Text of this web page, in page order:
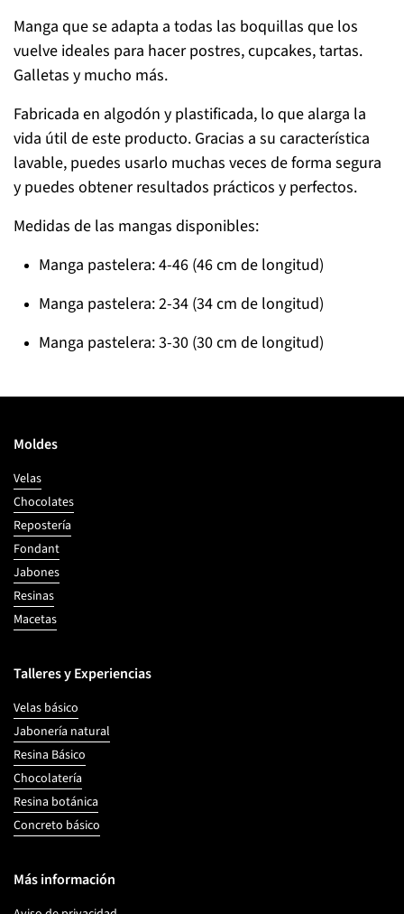
Manga que se adapta a todas las boquillas que los
vuelve ideales para hacer postres, cupcakes, tartas.
Galletas y mucho más.
Fabricada en algodón y plastificada, lo que alarga la
vida útil de este producto. Gracias a su característica
lavable, puedes usarlo muchas veces de forma segura
y puedes obtener resultados prácticos y perfectos.
Medidas de las mangas disponibles:
Manga pastelera: 4-46 (46 cm de longitud)
Manga pastelera: 2-34 (34 cm de longitud)
Manga pastelera: 3-30 (30 cm de longitud)
Moldes
Velas
Chocolates
Repostería
Fondant
Jabones
Resinas
Macetas
Talleres y Experiencias
Velas básico
Jabonería natural
Resina Básico
Chocolatería
Resina botánica
Concreto básico
Más información